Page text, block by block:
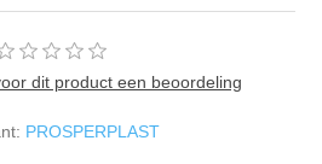
dit product een beoordeling
PROSPERPLAST